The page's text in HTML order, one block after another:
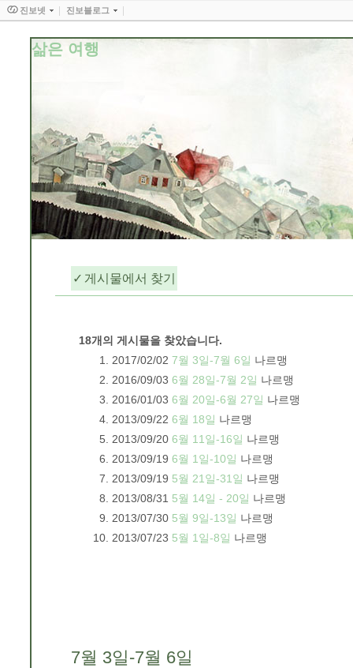
삶은 여행
게시물에서 찾기
18개의 게시물을 찾았습니다.
2017/02/02 7월 3일-7월 6일 나르맹
2016/09/03 6월 28일-7월 2일 나르맹
2016/01/03 6월 20일-6월 27일 나르맹
2013/09/22 6월 18일 나르맹
2013/09/20 6월 11일-16일 나르맹
2013/09/19 6월 1일-10일 나르맹
2013/09/19 5월 21일-31일 나르맹
2013/08/31 5월 14일 - 20일 나르맹
2013/07/30 5월 9일-13일 나르맹
2013/07/23 5월 1일-8일 나르맹
7월 3일-7월 6일
진보넷 진보블로그